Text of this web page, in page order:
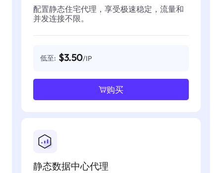
配置静态住宅代理，享受极速稳定，流量和
并发连接不限。
低至: $3.50/IP
购买
静态数据中心代理